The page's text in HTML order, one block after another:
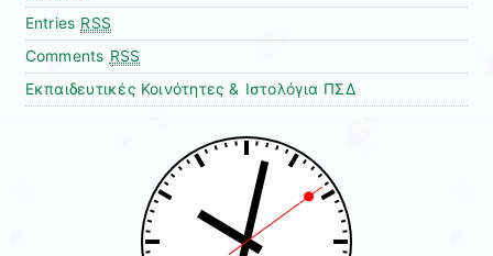
Entries RSS
Comments RSS
Εκπαιδευτικές Κοινότητες & Ιστολόγια ΠΣΔ